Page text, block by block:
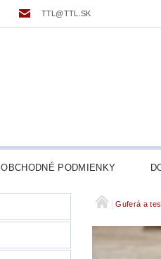
TTL@TTL.SK
OBCHODNÉ PODMIENKY
Guferá a